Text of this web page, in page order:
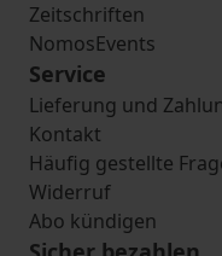
Zeitschriften
NomosEvents
Service
Lieferung und
Kontakt
Häufig gestellte
Widerruf
Abo kündigen